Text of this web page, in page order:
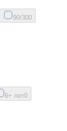
90/300
6+ лет0